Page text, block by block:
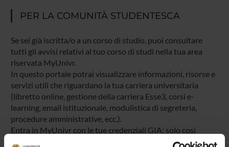
PER LA COMUNITÀ STUDENTESCA
Se sei già iscritta/o a un corso di studio, puoi consultare
tutti gli avvisi relativi al tuo corso di studi nella tua area
riservata MyUnivr.
In questo portale potrai visualizzare informazioni, risorse e
servizi utili che riguardano la tua carriera universitaria
(libretto online, gestione della carriera Esse3, corsi e-
learning, email istituzionale, modulistica di segreteria,
procedure amministrative, ecc.).
Entra in MyUnivr con le tue credenziali GIA: solo così
potrai ricevere notifica di tutti gli avvisi dei tuoi docenti e